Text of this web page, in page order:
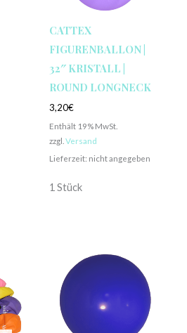
CATTEX
FIGURENBALLON |
32″ KRISTALL |
ROUND LONGNECK
3,20€
Enthält 19% MwSt.
zzgl. Versand
Lieferzeit: nicht angegeben
1 Stück